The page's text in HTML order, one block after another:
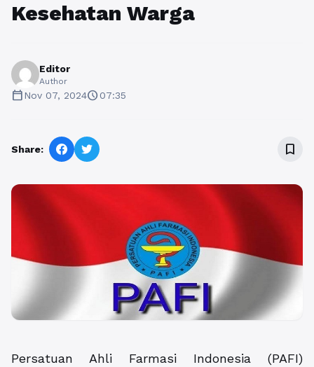
Kesehatan Warga
Editor
Author
calendar_todayNov 07, 2024schedule07:35
Share: bookmark_border
Persatuan Ahli Farmasi Indonesia (PAFI)